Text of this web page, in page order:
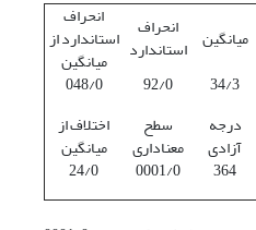
میانگین انحراف
استاندارد
انحراف
استاندارد از
میانگین
34/3
92/0
048/0
درجه
آزادی
سطح
معناداری
اختلاف از
میانگین
364
0001/0
24/0